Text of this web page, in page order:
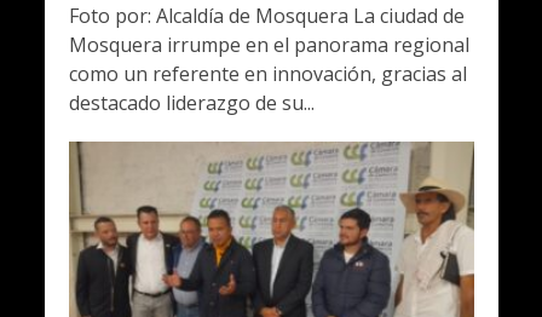
Foto por: Alcaldía de Mosquera La ciudad de
Mosquera irrumpe en el panorama regional
como un referente en innovación, gracias al
destacado liderazgo de su...